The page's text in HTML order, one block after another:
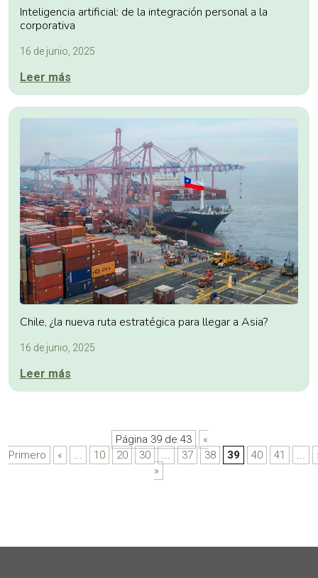
Inteligencia artificial: de la integración personal a la
corporativa
16 de junio, 2025
Leer más
Chile, ¿la nueva ruta estratégica para llegar a Asia?
16 de junio, 2025
Leer más
Página 39 de 43
«
Primero
« ... 10 20 30 ... 37 38 39 40 41 ...
»